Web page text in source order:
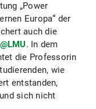
„Power
Europa“ der
auch die
. In dem
die Professorin
wie
entstanden,
sich nicht